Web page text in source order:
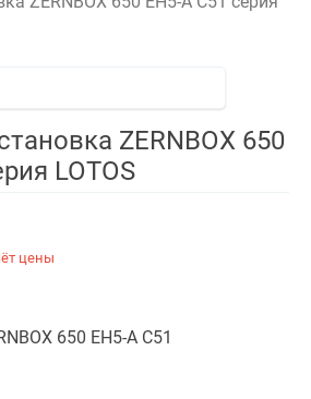
ZERNBOX 650
LOTOS
цены
650 EH5-A С51